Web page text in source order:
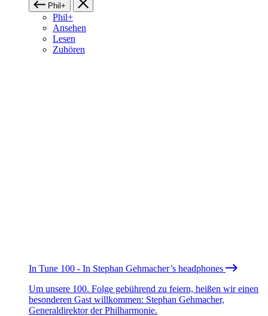
Phil+
Phil+
Ansehen
Lesen
Zuhören
In Tune 100 - In Stephan Gehmacher’s headphones
Um unsere 100. Folge gebührend zu feiern, heißen wir einen
besonderen Gast willkommen: Stephan Gehmacher,
Generaldirektor der Philharmonie.